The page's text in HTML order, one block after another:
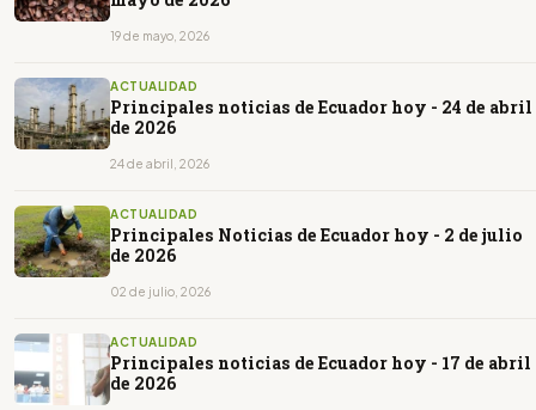
19 de mayo, 2026
ACTUALIDAD
Principales noticias de Ecuador hoy - 24 de abril
de 2026
24 de abril, 2026
ACTUALIDAD
Principales Noticias de Ecuador hoy - 2 de julio
de 2026
02 de julio, 2026
ACTUALIDAD
Principales noticias de Ecuador hoy - 17 de abril
de 2026